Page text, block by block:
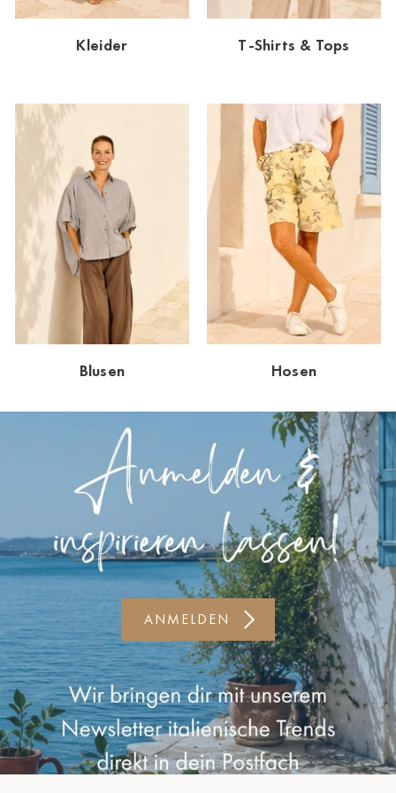
Dornbirn
Dortmund-Hombruch
Essen
HH-AEZ
HH-EEZ
HH-Eppendorf
HH-Hanseviertel
HH-Wandsbek
Hannover
Innsbruck
Kiel-CittiPark
Leipzig
Lindau
Münster
Oldenburg
Potsdam
Rostock
Kleider T-Shirts & Tops
Blusen Hosen
ANMELDEN